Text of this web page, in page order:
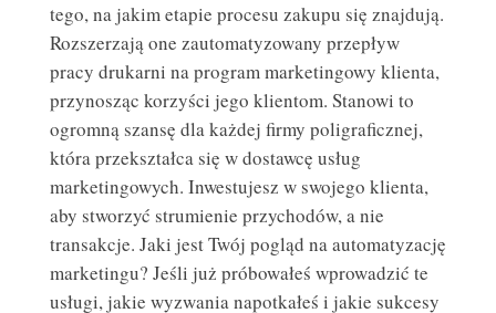
tego, na jakim etapie procesu zakupu się znajdują.
Rozszerzają one zautomatyzowany przepływ
pracy drukarni na program marketingowy klienta,
przynosząc korzyści jego klientom. Stanowi to
ogromną szansę dla każdej firmy poligraficznej,
która przekształca się w dostawcę usług
marketingowych. Inwestujesz w swojego klienta,
aby stworzyć strumienie przychodów, a nie
transakcje. Jaki jest Twój pogląd na automatyzację
marketingu? Jeśli już próbowałeś wprowadzić te
usługi, jakie wyzwania napotkałeś i jakie sukcesy